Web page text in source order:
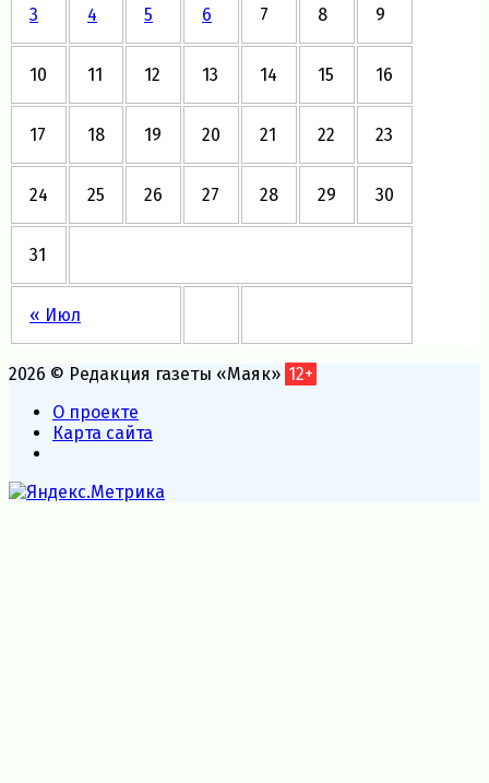
« Июл
3 4 5 6 7 8 9
10 11 12 13 14 15 16
17 18 19 20 21 22 23
24 25 26 27 28 29 30
31
2026 © Редакция газеты «Маяк» 12+
О проекте
Карта сайта